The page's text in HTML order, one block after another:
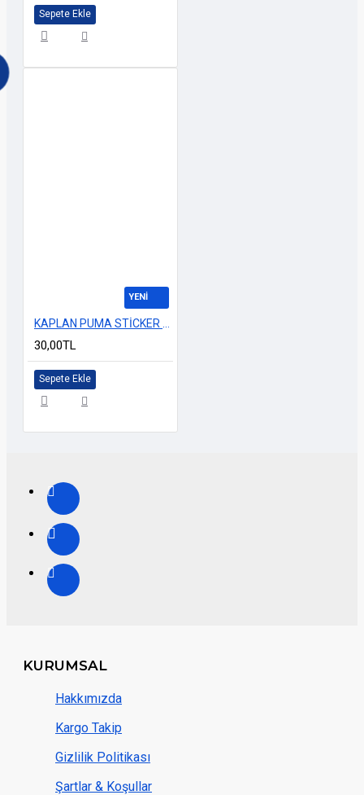
Sepete Ekle
YENİ
30,00TL
Sepete Ekle
KURUMSAL
Hakkımızda
Kargo Takip
Gizlilik Politikası
Şartlar & Koşullar